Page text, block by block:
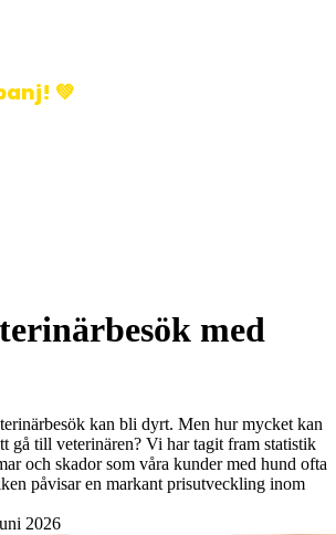
💚
med
kan bli dyrt. Men hur mycket kan
gå till veterinären? Vi har tagit fram statistik
och skador som våra kunder med hund ofta
påvisar en markant prisutveckling inom
2026